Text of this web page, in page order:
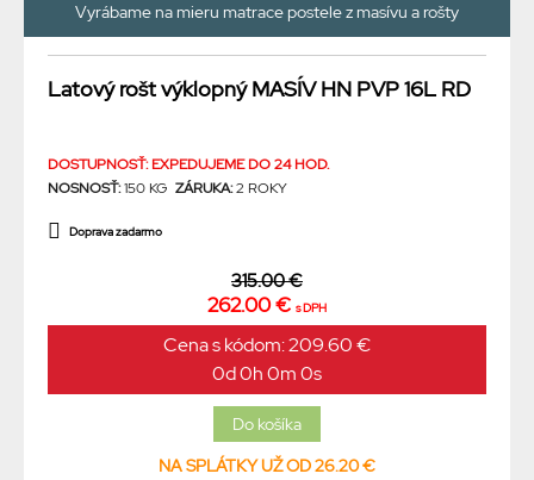
Vyrábame na mieru matrace postele z masívu a rošty
Latový rošt výklopný MASÍV HN PVP 16L RD
DOSTUPNOSŤ: EXPEDUJEME DO 24 HOD.
NOSNOSŤ:150 KG ZÁRUKA:2 ROKY
Doprava zadarmo
315.00 €
262.00 € s DPH
Cena s kódom: 209.60 €
0d 0h 0m 0s
NA SPLÁTKY UŽ OD 26.20 €